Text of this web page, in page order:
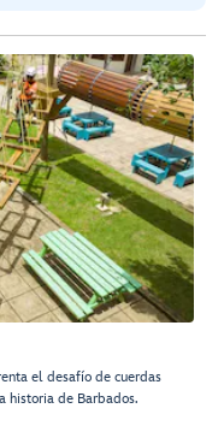
el desafío de cuerdas
historia de Barbados.